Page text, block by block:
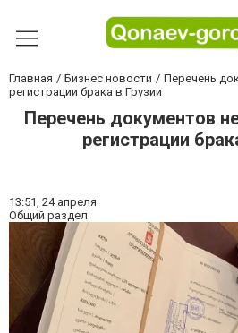
Главная Бизнес новости
Перечень
регистрации брака в Грузии
Перечень документов
регистрации
13:51, 24 апреля
Общий раздел